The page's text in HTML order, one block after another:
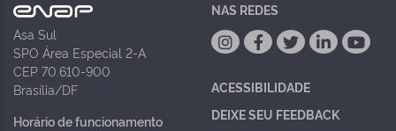
Asa Sul
SPO Área Especial 2-A
CEP 70.610-900
Brasília/DF
Horário de funcionamento
NAS REDES
ACESSIBILIDADE
DEIXE SEU FEEDBACK